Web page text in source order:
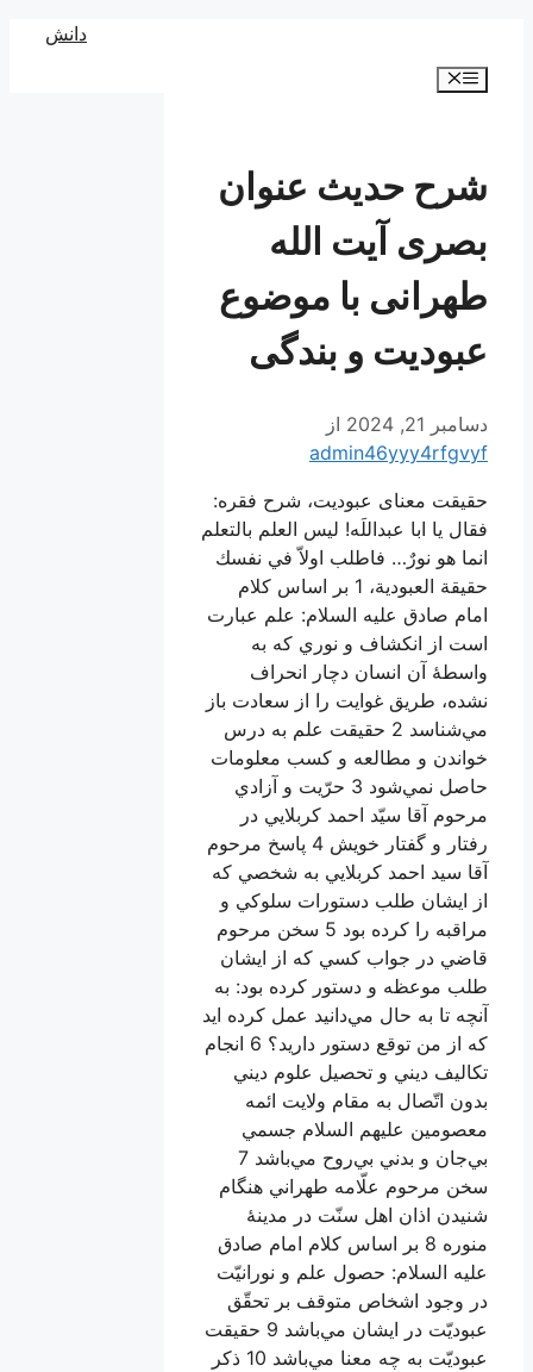
دانش
فهرست
شرح حدیث عنوان
بصری آیت الله
طهرانی با موضوع
عبودیت و بندگی
دسامبر 21, 2024
از
admin46yyy4rfgvyf
حقیقت معنای عبودیت، شرح فقره:
فقال يا ابا عبداللَه! ليس العلم بالتعلم
انما هو نورٌ… فاطلب اولاّ في نفسك
حقيقة العبودية، 1 بر اساس كلام
امام صادق عليه السلام: علم عبارت
است از انكشاف و نوري كه به
واسطۀ آن انسان دچار انحراف
نشده، طريق غوايت را از سعادت باز
مي‌شناسد 2 حقيقت علم به درس
خواندن و مطالعه و كسب معلومات
حاصل نمي‌شود 3 حرّيت و آزادي
مرحوم آقا سيّد احمد كربلايي در
رفتار و گفتار خويش 4 پاسخ مرحوم
آقا سيد احمد كربلايي به شخصي كه
از ايشان طلب دستورات سلوكي و
مراقبه را كرده بود 5 سخن مرحوم
قاضي در جواب كسي كه از ايشان
طلب موعظه و دستور كرده بود: به
آنچه تا به حال مي‌دانيد عمل كرده ايد
كه از من توقع دستور داريد؟ 6 انجام
تكاليف ديني و تحصيل علوم ديني
بدون اتّصال به مقام ولايت ائمه
معصومين عليهم السلام جسمي
بي‌جان و بدني بي‌روح مي‌باشد 7
سخن مرحوم علّامه طهراني هنگام
شنيدن اذان اهل سنّت در مدينۀ
منوره 8 بر اساس كلام امام صادق
عليه السلام: حصول علم و نورانيّت
در وجود اشخاص متوقف بر تحقّق
عبوديّت در ايشان مي‌باشد 9 حقيقت
عبوديّت به چه معنا مي‌باشد 10 ذكر